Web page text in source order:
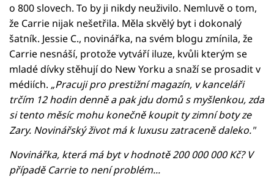
o 800 slovech. To by ji nikdy neuživilo. Nemluvě o tom,
že Carrie nijak nešetřila. Měla skvělý byt i dokonalý
šatník. Jessie C., novinářka, na svém blogu zmínila, že
Carrie nesnáší, protože vytváří iluze, kvůli kterým se
mladé dívky stěhují do New Yorku a snaží se prosadit v
médiích. „Pracuji pro prestižní magazín, v kanceláři
trčím 12 hodin denně a pak jdu domů s myšlenkou, zda
si tento měsíc mohu konečně koupit ty zimní boty ze
Zary. Novinářský život má k luxusu zatraceně daleko."
Novinářka, která má byt v hodnotě 200 000 000 Kč? V
případě Carrie to není problém...